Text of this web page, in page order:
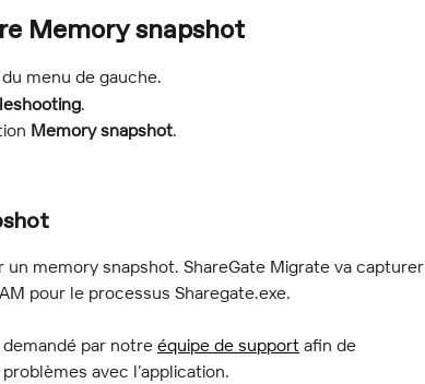
Memory snapshot
menu de gauche.
.
Memory snapshot.
un memory snapshot. ShareGate Migrate va capturer
pour le processus Sharegate.exe.
par notre équipe de support afin de
avec l’application.